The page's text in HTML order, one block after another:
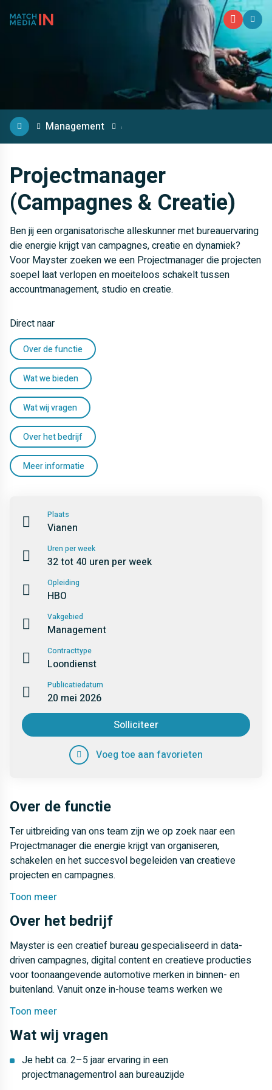
Management
Projectmanager
(Campagnes & Creatie)
Ben jij een organisatorische alleskunner met bureauervaring
die energie krijgt van campagnes, creatie en dynamiek?
Voor Mayster zoeken we een Projectmanager die projecten
soepel laat verlopen en moeiteloos schakelt tussen
accountmanagement, studio en creatie.
Direct naar
Over de functie
Wat we bieden
Wat wij vragen
Over het bedrijf
Meer informatie
Plaats
Vianen
Uren per week
32 tot 40 uren per week
Opleiding
HBO
Vakgebied
Management
Contracttype
Loondienst
Publicatiedatum
20 mei 2026
Solliciteer
Voeg toe aan favorieten
Over de functie
Ter uitbreiding van ons team zijn we op zoek naar een
Projectmanager die energie krijgt van organiseren,
schakelen en het succesvol begeleiden van creatieve
projecten en campagnes.
De rol
Als Projectmanager ben jij de organisatorische spil tussen
accountmanagement, creatie, studio en externe partijen. Een
zelfstandige en gedreven Projectmanager met
bureauervaring. Iemand die energie krijgt van organiseren,
structureren en het soepel laten verlopen van creatieve
projecten en campagnes.
Je werkt nauw samen met de Accountmanagers en
ondersteunt hen in de dagelijkse uitvoering van
uiteenlopende campagnes en klantprojecten. Jij bewaakt de
voortgang, planning en kwaliteit en zorgt ervoor dat interne
teams, studio en externe partijen perfect op elkaar
aansluiten.
Toon meer
Over het bedrijf
Mayster is een creatief bureau gespecialiseerd in data-
driven campagnes, digital content en creatieve producties
voor toonaangevende automotive merken in binnen- en
buitenland. Vanuit onze in-house teams werken we
dagelijks aan uiteenlopende campagnes, activaties en
digitale projecten waarin creatie, technologie en productie
samenkomen.
Binnen onze organisatie combineren we strategie, creatie,
productie en technologie onder één dak en we houden van
korte lijnen, snel schakelen en samen bouwen aan werk
Toon meer
Wat wij vragen
Je hebt ca. 2–5 jaar ervaring in een
projectmanagementrol aan bureauzijde